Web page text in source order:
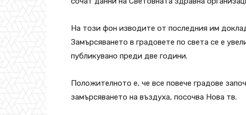
На този фон изводите от последния им
Замърсяването в градовете по света се е
публикувано преди две години.
Положителното е, че все повече градове
замърсяването на въздуха, посочва Нова тв.